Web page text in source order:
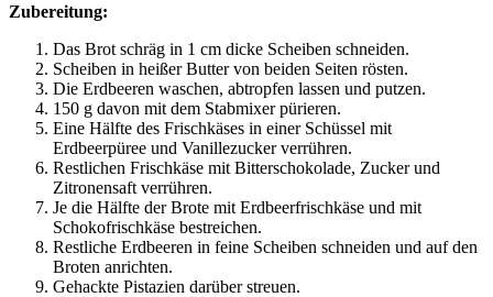
Zubereitung:
Das Brot schräg in 1 cm dicke Scheiben schneiden.
Scheiben in heißer Butter von beiden Seiten rösten.
Die Erdbeeren waschen, abtropfen lassen und putzen.
150 g davon mit dem Stabmixer pürieren.
Eine Hälfte des Frischkäses in einer Schüssel mit
Erdbeerpüree und Vanillezucker verrühren.
Restlichen Frischkäse mit Bitterschokolade, Zucker und
Zitronensaft verrühren.
Je die Hälfte der Brote mit Erdbeerfrischkäse und mit
Schokofrischkäse bestreichen.
Restliche Erdbeeren in feine Scheiben schneiden und auf den
Broten anrichten.
Gehackte Pistazien darüber streuen.